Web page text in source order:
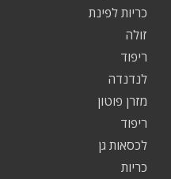
כריות לפינת
זולה
ריפוד
לנדנדה
מזרן פוטון
ריפוד
לכסאות גן
כריות